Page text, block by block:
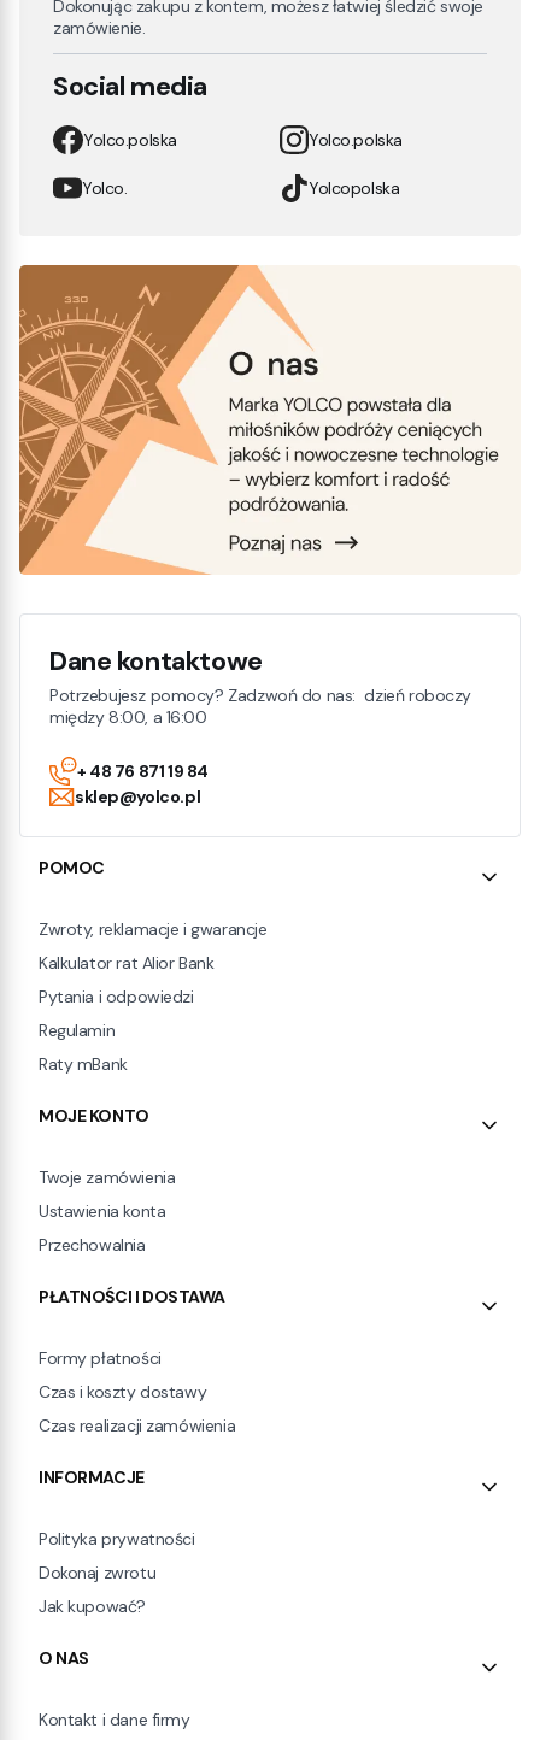
Dokonując zakupu z kontem, możesz łatwiej śledzić swoje
zamówienie.
Social media
Yolco.polska Yolco.polska
Yolco. Yolcopolska
Dane kontaktowe
Potrzebujesz pomocy? Zadzwoń do nas: dzień roboczy
między 8:00, a 16:00
+ 48 76 871 19 84
sklep@yolco.pl
Linki w stopce
POMOC
Zwroty, reklamacje i gwarancje
Kalkulator rat Alior Bank
Pytania i odpowiedzi
Regulamin
Raty mBank
MOJE KONTO
Twoje zamówienia
Ustawienia konta
Przechowalnia
PŁATNOŚCI I DOSTAWA
Formy płatności
Czas i koszty dostawy
Czas realizacji zamówienia
INFORMACJE
Polityka prywatności
Dokonaj zwrotu
Jak kupować?
O NAS
Kontakt i dane firmy